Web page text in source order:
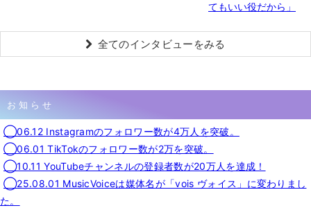
てもいい役だから」
全てのインタビューをみる
お知らせ
◯06.12 Instagramのフォロワー数が4万人を突破。
◯06.01 TikTokのフォロワー数が2万を突破。
◯10.11 YouTubeチャンネルの登録者数が20万人を達成！
◯25.08.01 MusicVoiceは媒体名が「vois ヴォイス」に変わりまし
た。